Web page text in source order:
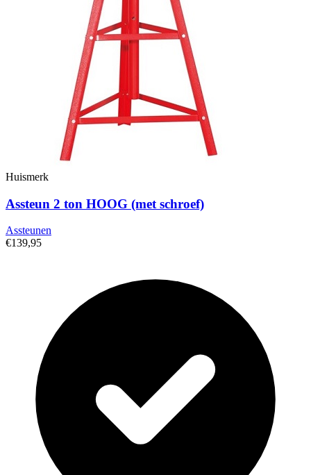
Huismerk
Assteun 2 ton HOOG (met schroef)
Assteunen
€139,95